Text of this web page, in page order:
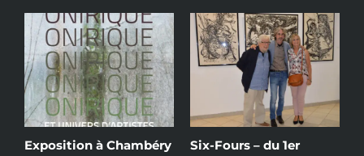
Exposition à Chambéry
Six-Fours – du 1er